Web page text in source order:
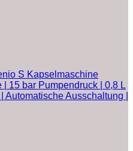
S Kapselmaschine
15 bar Pumpendruck | 0,8 L
Ausschaltung |